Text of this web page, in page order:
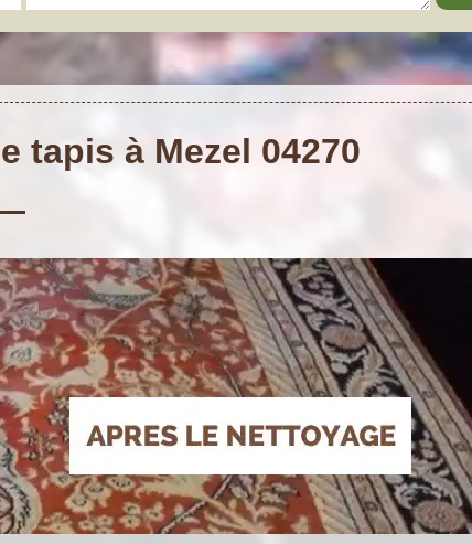
tapis à Mezel 04270